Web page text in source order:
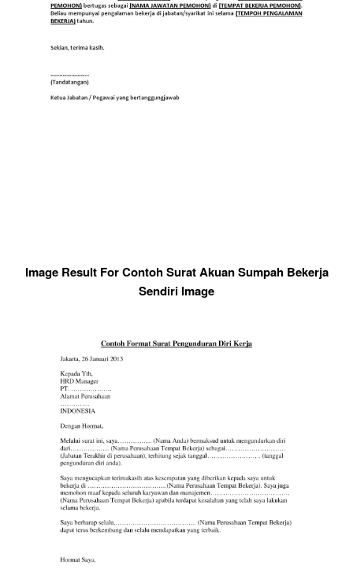
Image Result For Contoh Surat Akuan Sumpah Bekerja
Sendiri Image